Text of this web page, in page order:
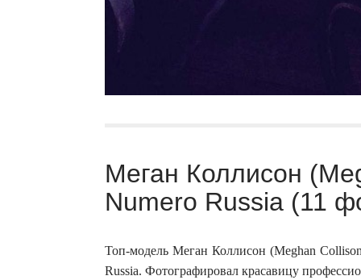
Меган Коллисон
Numero Russia (11
Топ-модель Меган Коллисон (Meghan
Russia. Фотографировал красавицу